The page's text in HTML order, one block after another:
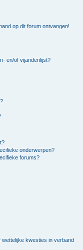
op dit forum ontvangen!
en/of vijandenlijst?
onderwerpen?
forums?
kwesties in verband